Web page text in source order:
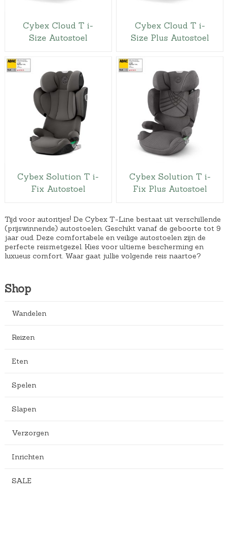
Cybex Cloud T i-
Size Autostoel
Cybex Cloud T i-
Size Plus Autostoel
Cybex Solution T i-
Fix Autostoel
Cybex Solution T i-
Fix Plus Autostoel
Tijd voor autoritjes! De Cybex T-Line bestaat uit verschillende
(prijswinnende) autostoelen. Geschikt vanaf de geboorte tot 9
jaar oud. Deze comfortabele en veilige autostoelen zijn de
perfecte reismetgezel. Kies voor ultieme bescherming en
luxueus comfort. Waar gaat jullie volgende reis naartoe?
Shop
Wandelen
Reizen
Eten
Spelen
Slapen
Verzorgen
Inrichten
SALE